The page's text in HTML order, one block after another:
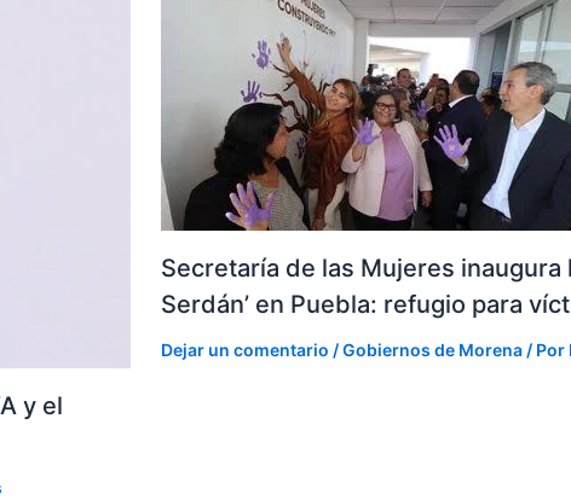
y el
Secretaría de las Mujeres inaugura
Serdán’ en Puebla: refugio para
Dejar un comentario /Gobiernos de Morena/ Por